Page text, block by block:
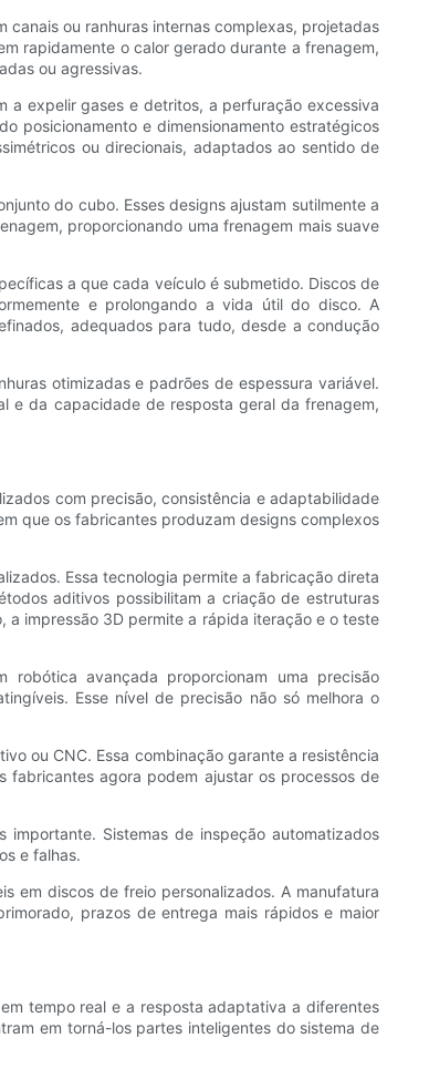
ou ranhuras internas complexas, projetadas
rapidamente o calor gerado durante a frenagem,
ou agressivas.
a expelir gases e detritos, a perfuração excessiva
posicionamento e dimensionamento estratégicos
ou direcionais, adaptados ao sentido de
do cubo. Esses designs ajustam sutilmente a
proporcionando uma frenagem mais suave
a que cada veículo é submetido. Discos de
e prolongando a vida útil do disco. A
adequados para tudo, desde a condução
otimizadas e padrões de espessura variável.
e da capacidade de resposta geral da frenagem,
com precisão, consistência e adaptabilidade
que os fabricantes produzam designs complexos
Essa tecnologia permite a fabricação direta
aditivos possibilitam a criação de estruturas
a impressão 3D permite a rápida iteração e o teste
robótica avançada proporcionam uma precisão
Esse nível de precisão não só melhora o
ou CNC. Essa combinação garante a resistência
fabricantes agora podem ajustar os processos de
Sistemas de inspeção automatizados
e falhas.
​​em discos de freio personalizados. A manufatura
prazos de entrega mais rápidos e maior
tempo real e a resposta adaptativa a diferentes
em torná-los partes inteligentes do sistema de